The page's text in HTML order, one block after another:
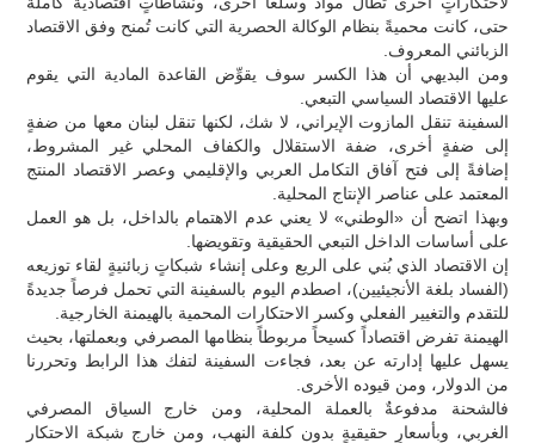
حتى، كانت محميةً بنظام الوكالة الحصرية التي كانت تُمنح وفق الاقتصاد
الزبائني المعروف.
ومن البديهي أن هذا الكسر سوف يقوِّض القاعدة المادية التي يقوم
عليها الاقتصاد السياسي التبعي.
السفينة تنقل المازوت الإيراني، لا شك، لكنها تنقل لبنان معها من ضفةٍ
إلى ضفةٍ أخرى، ضفة الاستقلال والكفاف المحلي غير المشروط،
إضافةً إلى فتح آفاق التكامل العربي والإقليمي وعصر الاقتصاد المنتج
المعتمد على عناصر الإنتاج المحلية.
وبهذا اتضح أن «الوطني» لا يعني عدم الاهتمام بالداخل، بل هو العمل
على أساسات الداخل التبعي الحقيقية وتقويضها.
إن الاقتصاد الذي بُني على الريع وعلى إنشاء شبكاتٍ زبائنيةٍ لقاء توزيعه
(الفساد بلغة الأنجيئيين)، اصطدم اليوم بالسفينة التي تحمل فرصاً جديدةً
للتقدم والتغيير الفعلي وكسر الاحتكارات المحمية بالهيمنة الخارجية.
الهيمنة تفرض اقتصاداً كسيحاً مربوطاً بنظامها المصرفي وبعملتها، بحيث
يسهل عليها إدارته عن بعد، فجاءت السفينة لتفك هذا الرابط وتحررنا
من الدولار، ومن قيوده الأخرى.
فالشحنة مدفوعةٌ بالعملة المحلية، ومن خارج السياق المصرفي
الغربي، وبأسعارٍ حقيقيةٍ بدون كلفة النهب، ومن خارج شبكة الاحتكار